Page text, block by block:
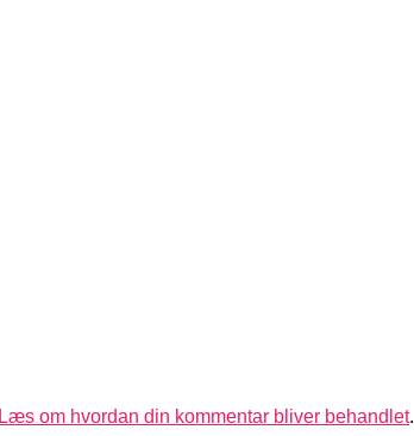
Læs om hvordan din kommentar bliver behandlet.